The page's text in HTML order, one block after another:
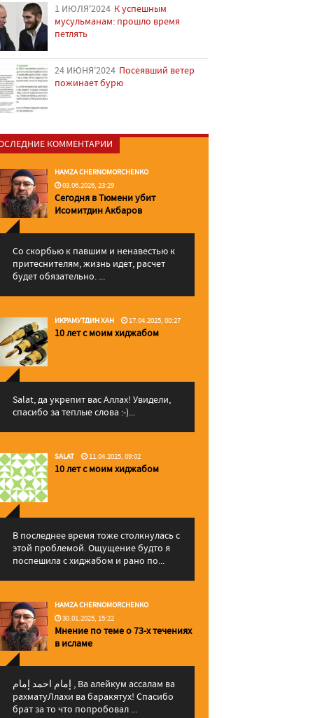
1 ИЮЛЯ'2024 К успешным
мусульманам: прошло время
петлять
24 ИЮНЯ'2024 Посеявший ветер
пожинает бурю
КОММЕНТАРИИ
HAMZA CHERNOMORCHENKO
03.06.2026, 23:29
Сегодня в Тюмени убит
Исомитдин Акбаров
Со скорбью к павшим и ненавестью к
притеснителям, жизнь идет, расчет
будет обязательно. ...
ИКРАМУТДИН ХАН 17.04.2025, 00:27
10 лет с моим хиджабом
Salat, да укрепит вас Аллаx! Увидели,
спасибо за теплые слова :-)...
SALAT 11.04.2025, 09:02
10 лет с моим хиджабом
В последнее время тоже столкнулась с
этой проблемой. Ощущение будто я
поспешила с хиджабом и рано по...
HAMZA CHERNOMORCHENKO
30.01.2025, 15:22
Мнение по теме о 73-х течениях
в исламе
إمام احمد إمام , Ва алейкум ассалам ва
рахматуЛлахи ва баракятух! Спасибо
брат за то что попробовал ...